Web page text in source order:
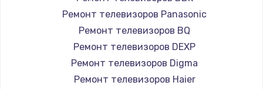
Заказать
Замена картридера
890 руб.
Заказать
Ремонт телевизоров Panasonic
Ремонт телевизоров BQ
Ремонт телевизоров DEXP
Ремонт телевизоров Digma
Ремонт телевизоров Haier